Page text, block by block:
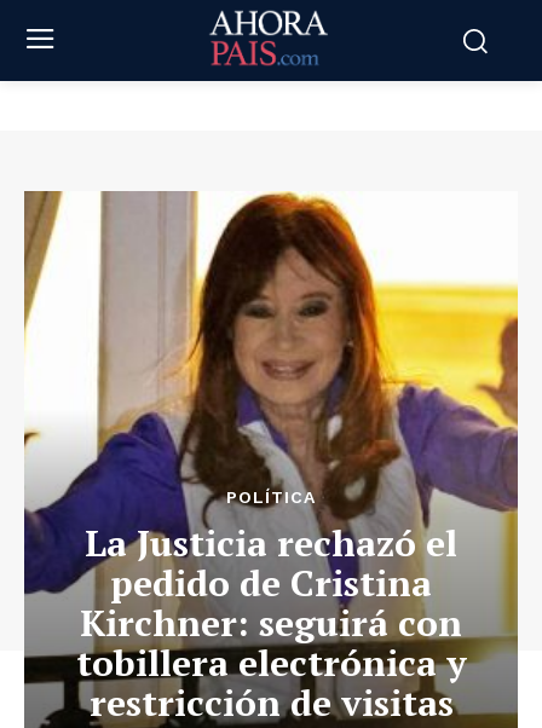
POLÍTICA
La Justicia rechazó el
pedido de Cristina
Kirchner: seguirá con
tobillera electrónica y
restricción de visitas